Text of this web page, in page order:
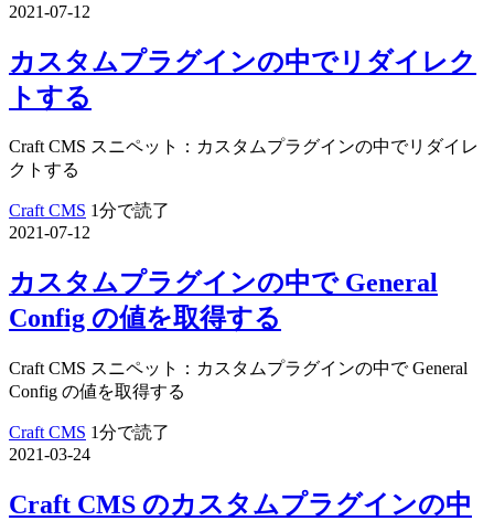
2021-07-12
カスタムプラグインの中でリダイレク
トする
Craft CMS スニペット：カスタムプラグインの中でリダイレ
クトする
Craft CMS 1分で読了
2021-07-12
カスタムプラグインの中で General
Config の値を取得する
Craft CMS スニペット：カスタムプラグインの中で General
Config の値を取得する
Craft CMS 1分で読了
2021-03-24
Craft CMS のカスタムプラグインの中